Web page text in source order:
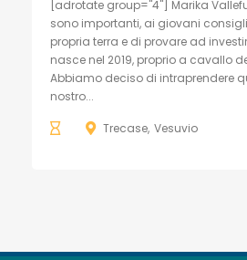
[adrotate group="4"] Marika
sono importanti, ai giovani
propria terra e di provare ad
nasce nel 2019, proprio a cavallo
Abbiamo deciso di intraprendere
nostro...
Trecase Vesuvio